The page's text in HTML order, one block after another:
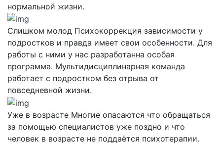
нормальной жизни.
Слишком молод Психокоррекция зависимости у
подростков и правда имеет свои особенности. Для
работы с ними у нас разработанна особая
программа. Мультидисциплинарная команда
работает с подростком без отрыва от
повседневной жизни.
Уже в возрасте Многие опасаются что обращаться
за помощью специалистов уже поздно и что
человек в возрасте не поддаётся психотерапии.